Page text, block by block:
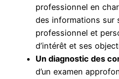
professionnel en
des informations sur
professionnel et
d’intérêt et ses
Un diagnostic des
d’un examen